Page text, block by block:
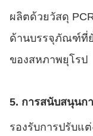
ผลิตด้วยวัสดุ
ด้านบรรจุภัณฑ์ที่
ของสหภาพยุโรป
5. การสนับสนุนก
รองรับการปรับแ